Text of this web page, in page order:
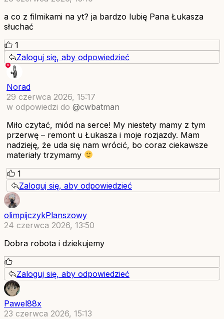
a co z filmikami na yt? ja bardzo lubię Pana Łukasza
słuchać
1
Zaloguj się, aby odpowiedzieć
Norad
29 czerwca 2026, 15:17
w odpowiedzi do @cwbatman
Miło czytać, miód na serce! My niestety mamy z tym
przerwę – remont u Łukasza i moje rozjazdy. Mam
nadzieję, że uda się nam wrócić, bo coraz ciekawsze
materiały trzymamy
1
Zaloguj się, aby odpowiedzieć
olimpijczykPlanszowy
24 czerwca 2026, 13:50
Dobra robota i dziekujemy
Zaloguj się, aby odpowiedzieć
Pawel88x
23 czerwca 2026, 15:13